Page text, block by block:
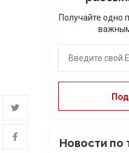
Получайте одно
Новости по